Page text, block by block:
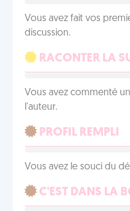
Vous avez fait vos
discussion.
RACONTER LA
Vous avez commenté
l'auteur.
PROFIL REMPLI
Vous avez le souci du
C'EST DANS LA